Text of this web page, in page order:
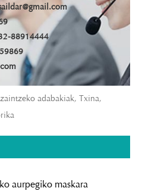
88914444
adabakiak, Txina,
aurpegiko maskara